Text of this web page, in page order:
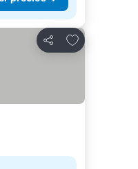
Compartir
Agregar a